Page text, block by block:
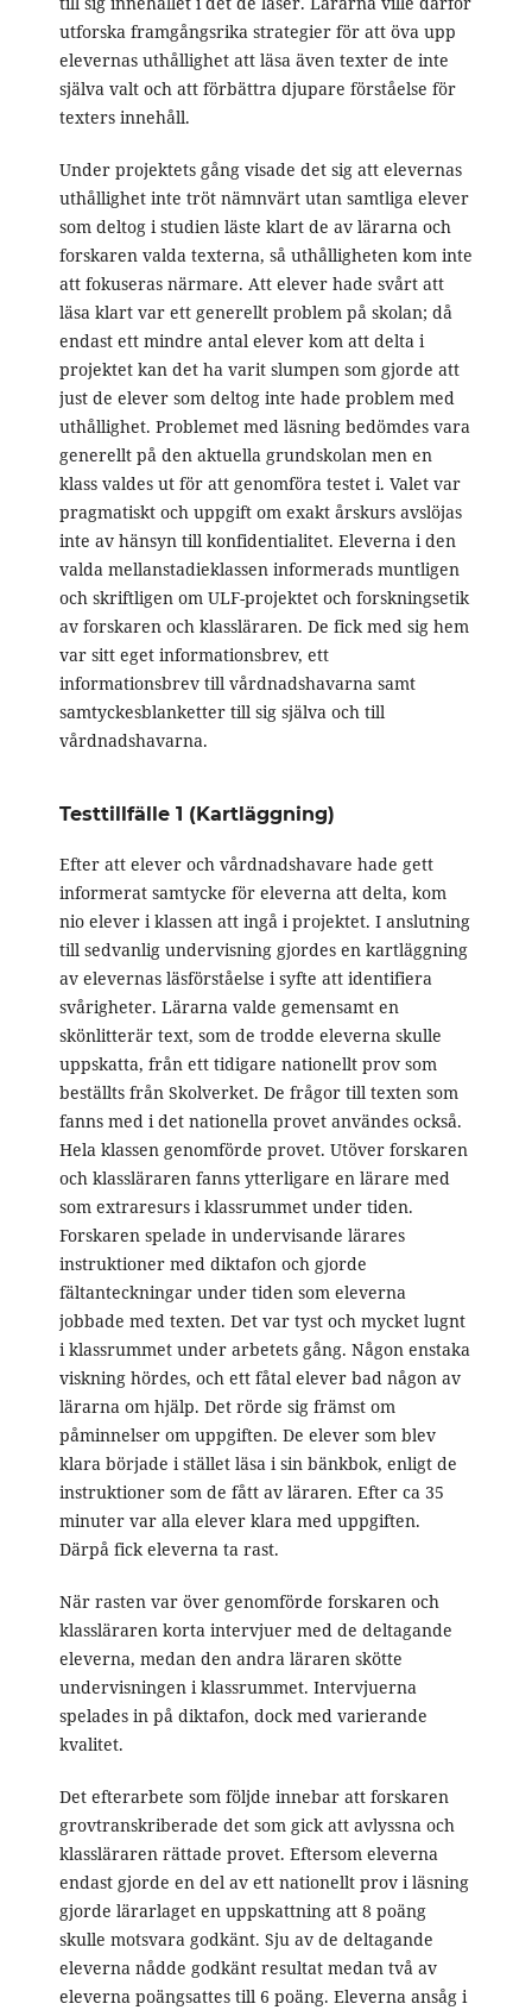
utforska framgångsrika strategier för att öva upp
elevernas uthållighet att läsa även texter de inte
själva valt och att förbättra djupare förståelse för
texters innehåll.
Under projektets gång visade det sig att elevernas
uthållighet inte tröt nämnvärt utan samtliga elever
som deltog i studien läste klart de av lärarna och
forskaren valda texterna, så uthålligheten kom inte
att fokuseras närmare. Att elever hade svårt att
läsa klart var ett generellt problem på skolan; då
endast ett mindre antal elever kom att delta i
projektet kan det ha varit slumpen som gjorde att
just de elever som deltog inte hade problem med
uthållighet. Problemet med läsning bedömdes vara
generellt på den aktuella grundskolan men en
klass valdes ut för att genomföra testet i. Valet var
pragmatiskt och uppgift om exakt årskurs avslöjas
inte av hänsyn till konfidentialitet. Eleverna i den
valda mellanstadieklassen informerads muntligen
och skriftligen om ULF-projektet och forskningsetik
av forskaren och klassläraren. De fick med sig hem
var sitt eget informationsbrev, ett
informationsbrev till vårdnadshavarna samt
samtyckesblanketter till sig själva och till
vårdnadshavarna.
Testtillfälle 1 (Kartläggning)
Efter att elever och vårdnadshavare hade gett
informerat samtycke för eleverna att delta, kom
nio elever i klassen att ingå i projektet. I anslutning
till sedvanlig undervisning gjordes en kartläggning
av elevernas läsförståelse i syfte att identifiera
svårigheter. Lärarna valde gemensamt en
skönlitterär text, som de trodde eleverna skulle
uppskatta, från ett tidigare nationellt prov som
beställts från Skolverket. De frågor till texten som
fanns med i det nationella provet användes också.
Hela klassen genomförde provet. Utöver forskaren
och klassläraren fanns ytterligare en lärare med
som extraresurs i klassrummet under tiden.
Forskaren spelade in undervisande lärares
instruktioner med diktafon och gjorde
fältanteckningar under tiden som eleverna
jobbade med texten. Det var tyst och mycket lugnt
i klassrummet under arbetets gång. Någon enstaka
viskning hördes, och ett fåtal elever bad någon av
lärarna om hjälp. Det rörde sig främst om
påminnelser om uppgiften. De elever som blev
klara började i stället läsa i sin bänkbok, enligt de
instruktioner som de fått av läraren. Efter ca 35
minuter var alla elever klara med uppgiften.
Därpå fick eleverna ta rast.
När rasten var över genomförde forskaren och
klassläraren korta intervjuer med de deltagande
eleverna, medan den andra läraren skötte
undervisningen i klassrummet. Intervjuerna
spelades in på diktafon, dock med varierande
kvalitet.
Det efterarbete som följde innebar att forskaren
grovtranskriberade det som gick att avlyssna och
klassläraren rättade provet. Eftersom eleverna
endast gjorde en del av ett nationellt prov i läsning
gjorde lärarlaget en uppskattning att 8 poäng
skulle motsvara godkänt. Sju av de deltagande
eleverna nådde godkänt resultat medan två av
eleverna poängsattes till 6 poäng. Eleverna ansåg i